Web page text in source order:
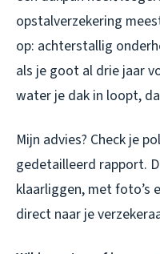
opstalverzekering
op: achterstallig
als je goot al drie jaar
water je dak in loopt,
Mijn advies? Check je
gedetailleerd rapport.
klaarliggen, met foto’s
direct naar je